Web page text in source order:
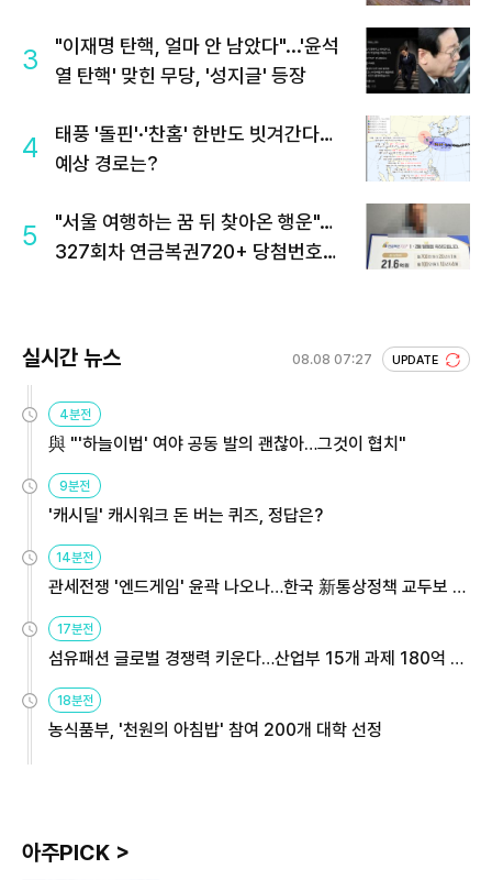
3
"이재명 탄핵, 얼마 안 남았다"...'윤석
열 탄핵' 맞힌 무당, '성지글' 등장
4
태풍 '돌핀'·'찬홈' 한반도 빗겨간다…
예상 경로는?
5
"서울 여행하는 꿈 뒤 찾아온 행운"…
327회차 연금복권720+ 당첨번호조
실시간 뉴스 08.08 07:27 UPDATE
4분전
與 "'하늘이법' 여야 공동 발의 괜찮아…그것이 협치"
9분전
'캐시딜' 캐시워크 돈 버는 퀴즈, 정답은?
14분전
관세전쟁 '엔드게임' 윤곽 나오나…한국 新통상정책 교두보 활
17분전
섬유패션 글로벌 경쟁력 키운다…산업부 15개 과제 180억 지
18분전
농식품부, '천원의 아침밥' 참여 200개 대학 선정
아주PICK >